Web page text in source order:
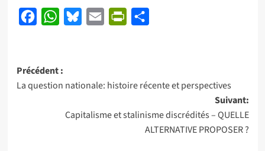
FacebookWhatsApp
BlueskyEmail PrintFriendly
Navigation
d’article
Précédent :
La question nationale: histoire récente et perspectives
Suivant:
Capitalisme et stalinisme discrédités – QUELLE
ALTERNATIVE PROPOSER ?